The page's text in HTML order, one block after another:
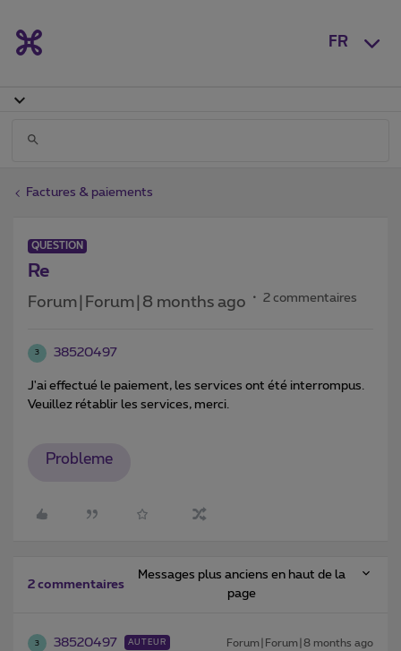
FR
Factures & paiements
QUESTION
Re
Forum|Forum|8 months ago 2 commentaires
3 38520497
J'ai effectué le paiement, les services ont été interrompus.
Veuillez rétablir les services, merci.
Probleme
2 commentaires
Messages plus anciens en haut de la
page
3 38520497 AUTEUR Forum|Forum|8 months ago